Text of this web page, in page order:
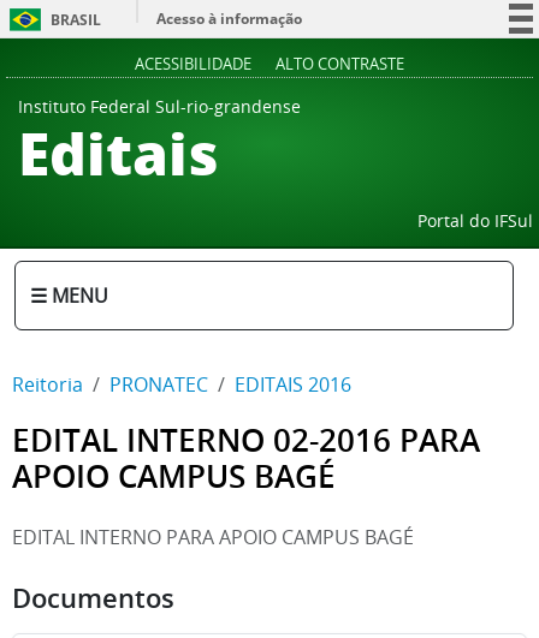
BRASIL
Acesso à informação
ACESSIBILIDADE ALTO CONTRASTE
Instituto Federal Sul-rio-grandense
Editais
Portal do IFSul
☰ MENU
Reitoria PRONATEC EDITAIS 2016
EDITAL INTERNO 02-2016 PARA
APOIO CAMPUS BAGÉ
EDITAL INTERNO PARA APOIO CAMPUS BAGÉ
Documentos